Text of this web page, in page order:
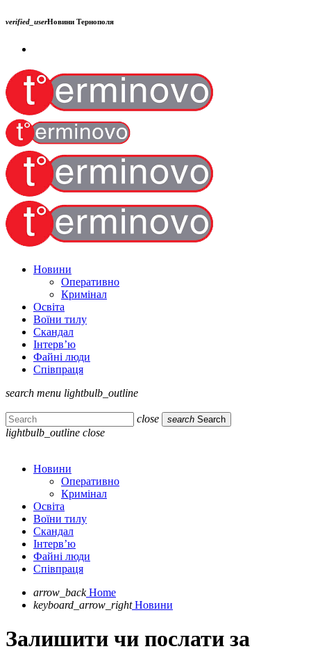
verified_userНовини Тернополя
Новини
Оперативно
Кримінал
Освіта
Воїни тилу
Скандал
Інтерв’ю
Файні люди
Співпраця
search menu lightbulb_outline
close search Search
lightbulb_outline close
Новини
Оперативно
Кримінал
Освіта
Воїни тилу
Скандал
Інтерв’ю
Файні люди
Співпраця
arrow_back Home
keyboard_arrow_right Новини
Залишити чи послати за